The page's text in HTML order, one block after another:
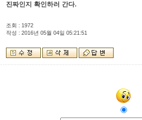
진짜인지 확인하러 간다.
조회 : 1972
작성 : 2016년 05월 04일 05:21:51